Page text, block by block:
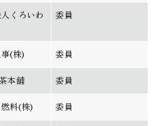
くろいわ
委員
(株) 委員
本舗 委員
料(株) 委員